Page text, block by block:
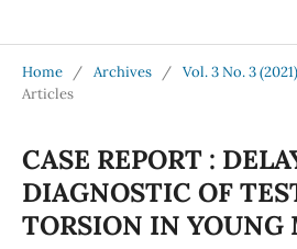
Home / Archives / Vol. 3 No. 3
Articles
CASE REPORT :
DIAGNOSTIC OF
TORSION IN YOUNG